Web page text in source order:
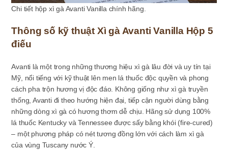
Chi tiết hộp xì gà Avanti Vanilla chính hãng.
Thông số kỹ thuật Xì gà Avanti Vanilla Hộp 5
điếu
Avanti là một trong những thương hiệu xì gà lâu đời và uy tín tại
Mỹ, nổi tiếng với kỹ thuật lên men lá thuốc độc quyền và phong
cách pha trộn hương vị độc đáo. Không giống như xì gà truyền
thống, Avanti đi theo hướng hiện đại, tiếp cận người dùng bằng
những dòng xì gà có hương thơm dễ chịu. Hãng sử dụng 100%
lá thuốc Kentucky và Tennessee được sấy bằng khói (fire-cured)
– một phương pháp có nét tương đồng lớn với cách làm xì gà
của vùng Tuscany nước Ý.